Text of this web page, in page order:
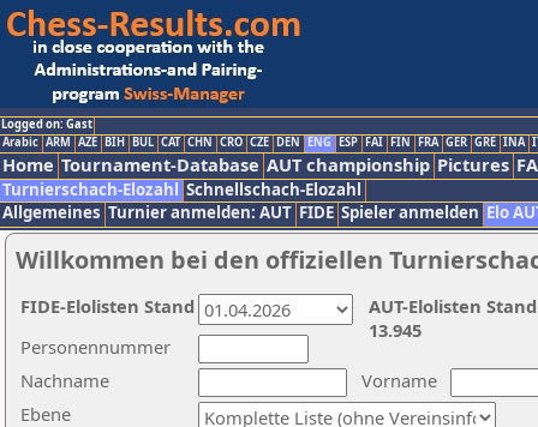
Logged on: Gast
Arabic ARM AZE BIH BUL CAT CHN CRO CZE DEN ENG ESP FAI FIN FRA GER GRE INA
Home Tournament-Database AUT championship Pictures
Turnierschach-Elozahl Schnellschach-Elozahl
Allgemeines Turnier anmelden: AUT FIDE Spieler anmelden Elo
Willkommen bei den offiziellen
Nachname
Vorname
Ebene
Personennummer
AUT-Elolisten
13.945
FIDE-Elolisten Stand